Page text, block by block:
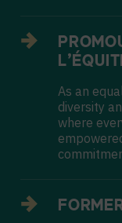
As an
diversity
where